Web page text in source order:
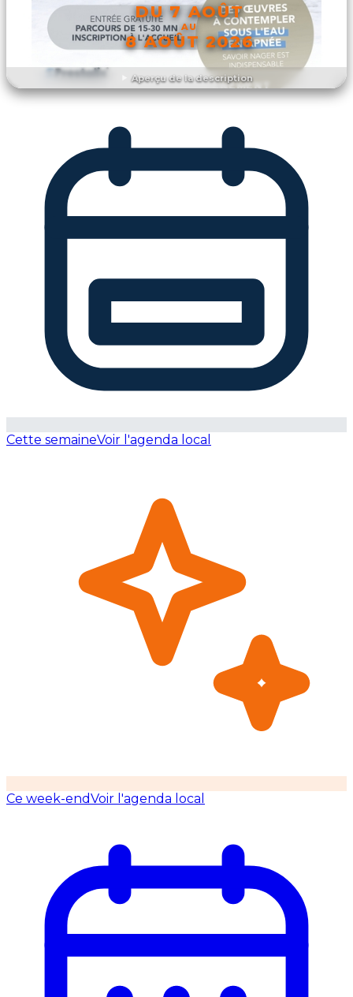
Aperçu de la description
DU 7 AOÛT
AU
8 AOÛT 2026
DÉCOUVRIR L'ÉVÉNEMENT
Cette semaineVoir l'agenda local
Ce week-endVoir l'agenda local